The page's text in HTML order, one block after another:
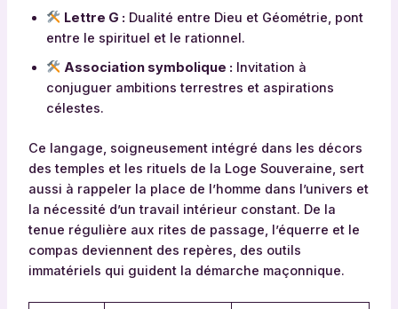
Lettre G : Dualité entre Dieu et Géométrie, pont
entre le spirituel et le rationnel.
Association symbolique : Invitation à
conjuguer ambitions terrestres et aspirations
célestes.
Ce langage, soigneusement intégré dans les décors
des temples et les rituels de la Loge Souveraine, sert
aussi à rappeler la place de l’homme dans l’univers et
la nécessité d’un travail intérieur constant. De la
tenue régulière aux rites de passage, l’équerre et le
compas deviennent des repères, des outils
immatériels qui guident la démarche maçonnique.